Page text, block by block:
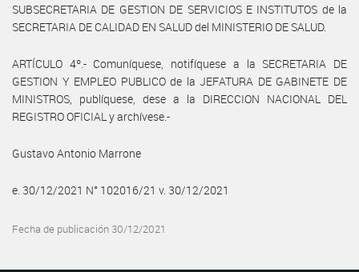
SUBSECRETARIA DE GESTION DE SERVICIOS E INSTITUTOS de la
SECRETARIA DE CALIDAD EN SALUD del MINISTERIO DE SALUD.
ARTÍCULO 4º.- Comuníquese, notifíquese a la SECRETARIA DE
GESTION Y EMPLEO PUBLICO de la JEFATURA DE GABINETE DE
MINISTROS, publíquese, dese a la DIRECCION NACIONAL DEL
REGISTRO OFICIAL y archívese.-
Gustavo Antonio Marrone
e. 30/12/2021 N° 102016/21 v. 30/12/2021
Fecha de publicación 30/12/2021